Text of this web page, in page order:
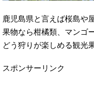
鹿児島県と言えば桜島や
果物なら柑橘類、マンゴ
どう狩りが楽しめる観光
スポンサーリンク